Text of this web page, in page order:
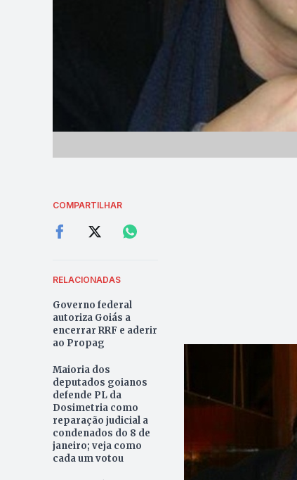
COMPARTILHAR
RELACIONADAS
Governo federal
autoriza Goiás a
encerrar RRF e aderir
ao Propag
Maioria dos
deputados goianos
defende PL da
Dosimetria como
reparação judicial a
condenados do 8 de
janeiro; veja como
cada um votou